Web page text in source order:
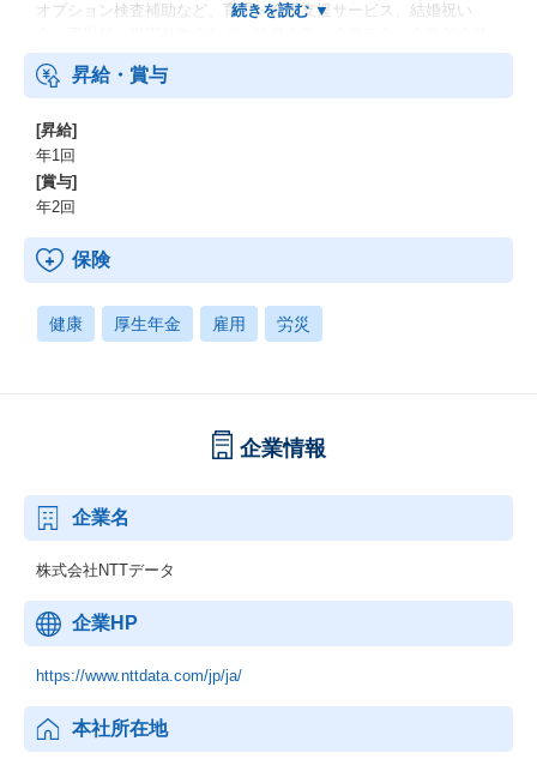
オプション検査補助など、育児・介護支援サービス、結婚祝い
金、確定拠出年金）、電気通信共済会(個人年金、遺児育英基金)
昇給・賞与
[昇給]
年1回
[賞与]
年2回
保険
健康 厚生年金 雇用 労災
企業情報
企業名
株式会社NTTデータ
企業HP
https://www.nttdata.com/jp/ja/
本社所在地